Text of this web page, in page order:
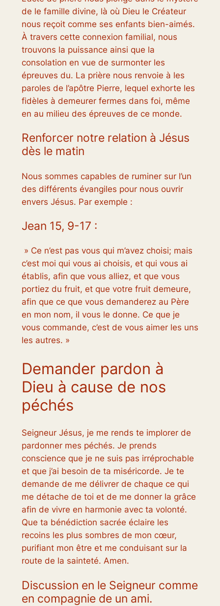
de le famille divine, là où Dieu le Créateur
nous reçoit comme ses enfants bien-aimés.
À travers cette connexion familial, nous
trouvons la puissance ainsi que la
consolation en vue de surmonter les
épreuves du. La prière nous renvoie à les
paroles de l’apôtre Pierre, lequel exhorte les
fidèles à demeurer fermes dans foi, même
en au milieu des épreuves de ce monde.
Renforcer notre relation à Jésus
dès le matin
Nous sommes capables de ruminer sur l’un
des différents évangiles pour nous ouvrir
envers Jésus. Par exemple :
Jean 15, 9-17 :
» Ce n’est pas vous qui m’avez choisi; mais
c’est moi qui vous ai choisis, et qui vous ai
établis, afin que vous alliez, et que vous
portiez du fruit, et que votre fruit demeure,
afin que ce que vous demanderez au Père
en mon nom, il vous le donne. Ce que je
vous commande, c’est de vous aimer les uns
les autres. »
Demander pardon à
Dieu à cause de nos
péchés
Seigneur Jésus, je me rends te implorer de
pardonner mes péchés. Je prends
conscience que je ne suis pas irréprochable
et que j’ai besoin de ta miséricorde. Je te
demande de me délivrer de chaque ce qui
me détache de toi et de me donner la grâce
afin de vivre en harmonie avec ta volonté.
Que ta bénédiction sacrée éclaire les
recoins les plus sombres de mon cœur,
purifiant mon être et me conduisant sur la
route de la sainteté. Amen.
Discussion en le Seigneur comme
en compagnie de un ami.